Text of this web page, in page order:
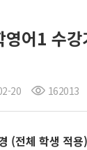
어1 수강
20 162013
(전체 학생 적용)